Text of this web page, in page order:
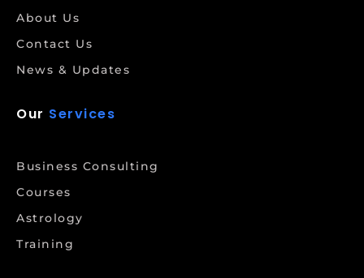
About Us
Contact Us
News & Updates
Our Services
Business Consulting
Courses
Astrology
Training